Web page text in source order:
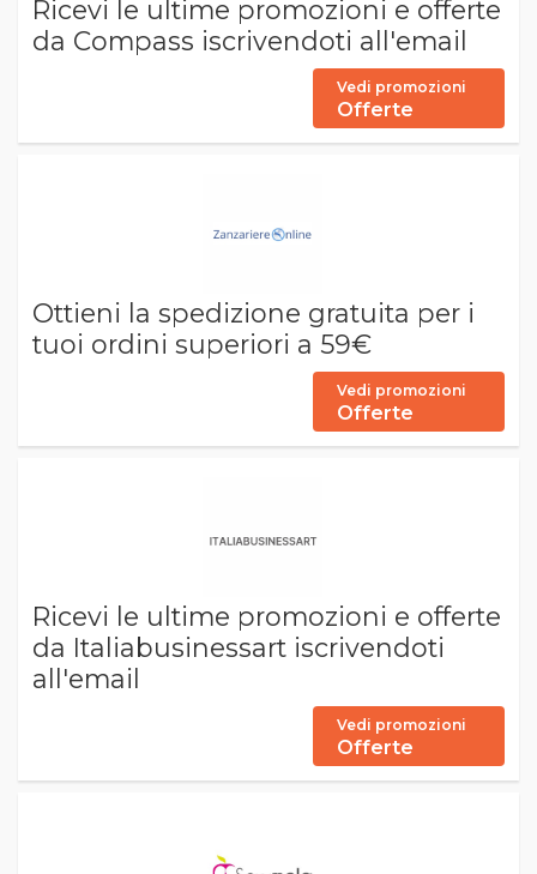
Ricevi le ultime promozioni e offerte
da Compass iscrivendoti all'email
Vedi promozioni
Offerte
Ottieni la spedizione gratuita per i
tuoi ordini superiori a 59€
Vedi promozioni
Offerte
Ricevi le ultime promozioni e offerte
da Italiabusinessart iscrivendoti
all'email
Vedi promozioni
Offerte